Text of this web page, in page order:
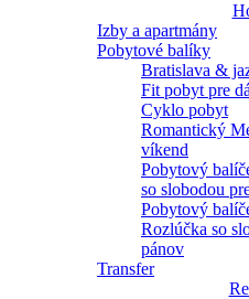
Izby a apartmány
Pobytové balíky
Bratislava &
Fit pobyt pre
Cyklo pobyt
Romantický
víkend
Pobytový
so slobodou
Pobytový
Rozlúčka so
pánov
Transfer